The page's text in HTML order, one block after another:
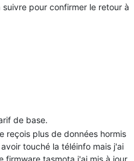
pour confirmer le retour à
de base.
reçois plus de données hormis
touché la téléinfo mais j'ai
firmware tasmota j'ai mis à jour